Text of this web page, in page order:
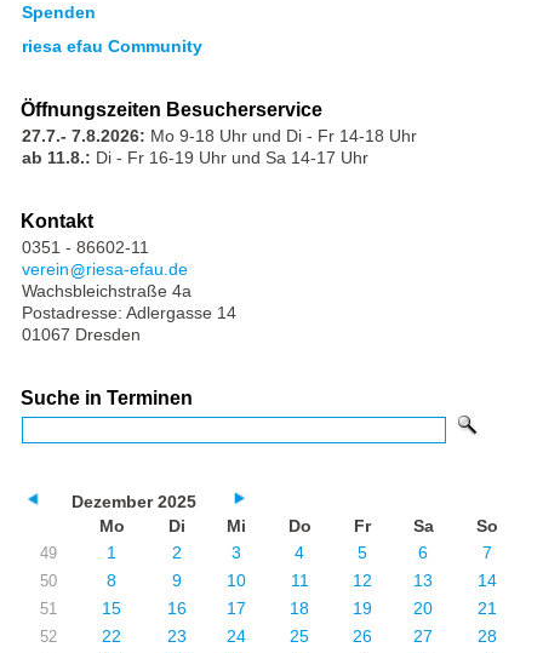
Spenden
riesa efau Community
Öffnungszeiten Besucherservice
27.7.- 7.8.2026: Mo 9-18 Uhr und Di - Fr 14-18 Uhr
ab 11.8.: Di - Fr 16-19 Uhr und Sa 14-17 Uhr
Kontakt
0351 - 86602-11
verein
riesa-efau.de
Wachsbleichstraße 4a
Postadresse: Adlergasse 14
01067 Dresden
Suche in Terminen
Dezember 2025
Mo
Di Mi Do Fr Sa So
49 1 2 3 4 5 6 7
50 8 9 10 11 12 13 14
51 15 16 17 18 19 20 21
52 22 23 24 25 26 27 28